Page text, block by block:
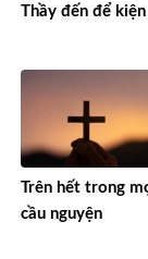
Thầy đến để
Trên hết trong
cầu nguyện